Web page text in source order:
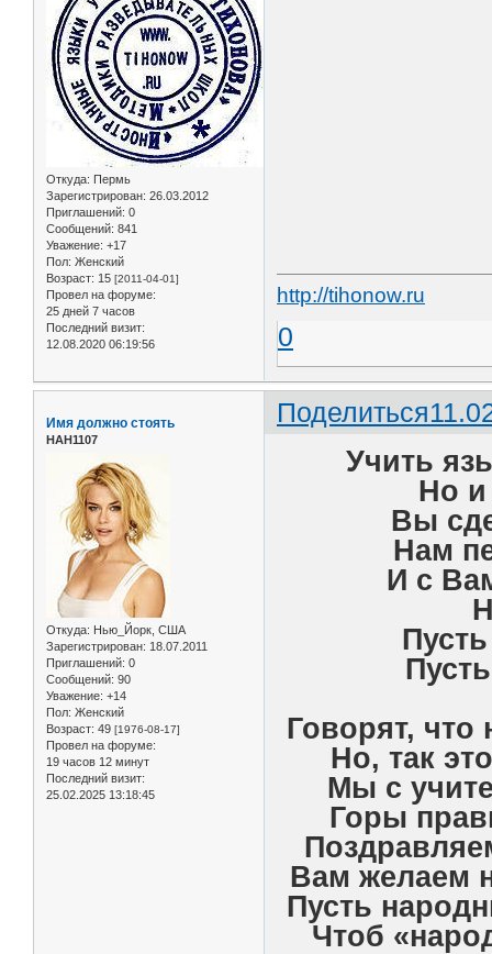
Откуда: Пермь
Зарегистрирован: 26.03.2012
Приглашений: 0
Сообщений: 841
Уважение: +17
Пол: Женский
Возраст: 15 [2011-04-01]
Провел на форуме:
25 дней 7 часов
Последний визит:
12.08.2020 06:19:56
http://tihonow.ru
0
Поделиться
Имя должно стоять
НАН1107
Откуда: Нью_Йорк, США
Зарегистрирован: 18.07.2011
Приглашений: 0
Сообщений: 90
Уважение: +14
Пол: Женский
Возраст: 49 [1976-08-17]
Провел на форуме:
19 часов 12 минут
Последний визит:
25.02.2025 13:18:45
Учить
Но и
Вы
Нам
И с
Говорят, что
Но, так
Мы с
Горы
Вам желаем
Пусть
Чтоб